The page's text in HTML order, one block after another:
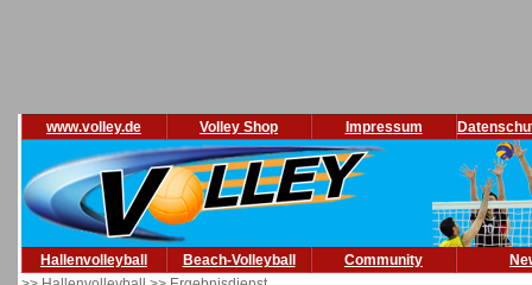
www.volley.de Volley Shop Impressum
Hallenvolleyball Beach-Volleyball Community